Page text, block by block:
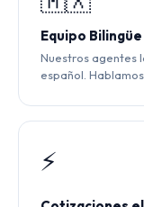
Equipo Bilingüe
Nuestros agentes
español.
⚡